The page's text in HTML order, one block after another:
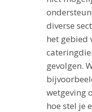
diverse
het gebied
gevolgen.
wetgeving
hoe stel je